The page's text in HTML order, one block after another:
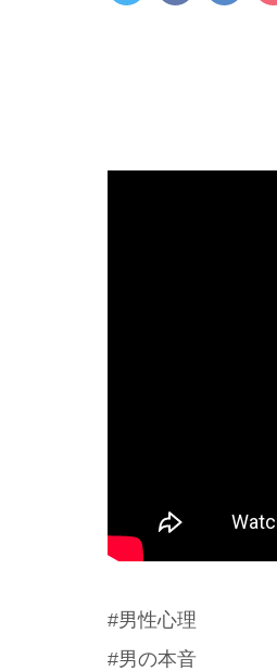
#男性心理
#男の本音